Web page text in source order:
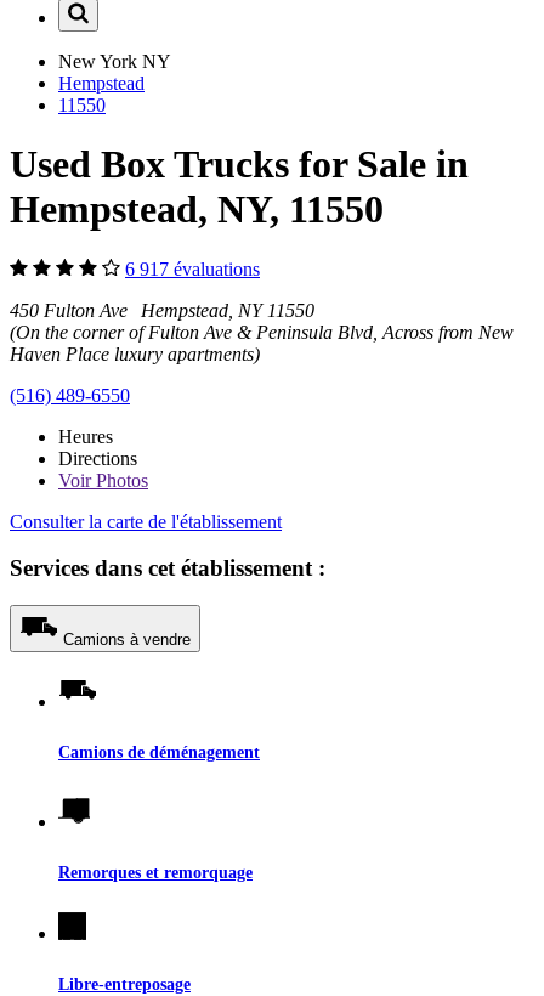
New York NY
Hempstead
11550
Used Box Trucks for Sale in
Hempstead, NY, 11550
6 917 évaluations
450 Fulton Ave Hempstead, NY 11550
(On the corner of Fulton Ave & Peninsula Blvd, Across from New
Haven Place luxury apartments)
(516) 489-6550
Heures
Directions
VoirPhotos
Consulter la carte de l'établissement
Services dans cet établissement :
Camions à vendre
Camions de déménagement
Remorques et remorquage
Libre-entreposage